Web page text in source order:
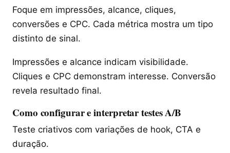
Foque em impressões, alcance, cliques,
conversões e CPC. Cada métrica mostra um tipo
distinto de sinal.
Impressões e alcance indicam visibilidade.
Cliques e CPC demonstram interesse. Conversão
revela resultado final.
Como configurar e interpretar testes A/B
Teste criativos com variações de hook, CTA e
duração.